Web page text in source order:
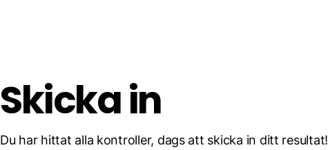
Skicka in
Du har hittat alla kontroller, dags att skicka in ditt resultat!